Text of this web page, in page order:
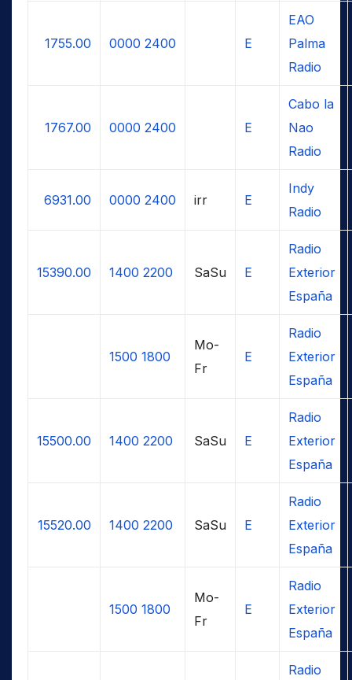
1755.00 0000 2400 E
EAO
Palma
Radio
1767.00 0000 2400 E
Cabo la
Nao
Radio
6931.00 0000 2400 irr E
Indy
Radio
15390.00 1400 2200 SaSu E
Radio
Exterior
España
1500 1800
Mo-
Fr
E
Radio
Exterior
España
15500.00 1400 2200 SaSu E
Radio
Exterior
España
15520.00 1400 2200 SaSu E
Radio
Exterior
España
1500 1800
Mo-
Fr
E
Radio
Exterior
España
Radio